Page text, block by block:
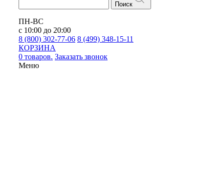
Поиск
ПН-ВС
с 10:00 до 20:00
8 (800) 302-77-06 8 (499) 348-15-11
КОРЗИНА
0 товаров. Заказать звонок
Меню